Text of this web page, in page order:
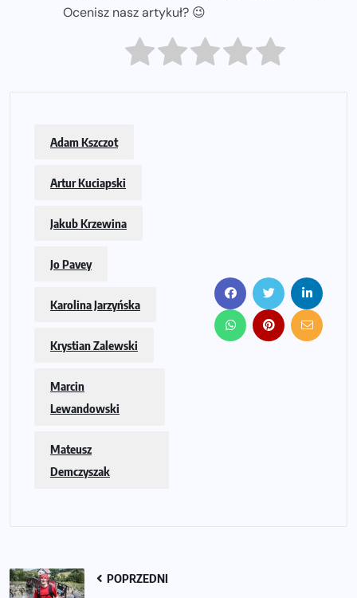
Ocenisz nasz artykuł? 😉
Adam Kszczot
Artur Kuciapski
Jakub Krzewina
Jo Pavey
Karolina Jarzyńska
Krystian Zalewski
Marcin
Lewandowski
Mateusz
Demczyszak
POPRZEDNI